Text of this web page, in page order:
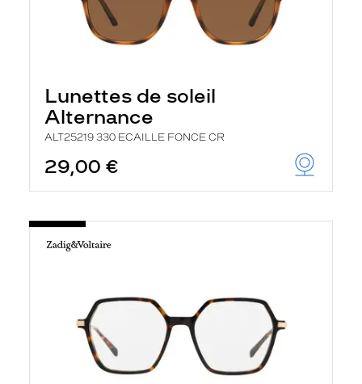
Lunettes de soleil
Alternance
ALT25219 330 ECAILLE FONCE CR
29,00 €